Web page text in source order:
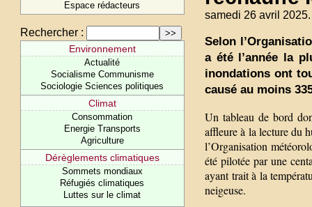
Espace rédacteurs
Rechercher :
Environnement
Actualité
Socialisme Communisme
Sociologie Sciences politiques
Climat
Consommation
Energie Transports
Agriculture
Dérèglements climatiques
Sommets mondiaux
Réfugiés climatiques
Luttes sur le climat
samedi 26 avril 2025.
Selon
a été l’année la
inondations ont
causé au moins
Un tableau de bord
affleure à la lecture du
l’Organisation
été pilotée par une
ayant trait à la
neigeuse.